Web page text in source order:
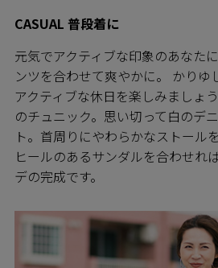
CASUAL 普段着に
元気でアクティブな印象のあなた
ンツを合わせて爽やかに。 かりゆ
アクティブな休日を楽しみましょ
のチュニック。思い切って白のデ
ト。首周りにやわらかなストール
ヒールのあるサンダルを合わせれ
デの完成です。